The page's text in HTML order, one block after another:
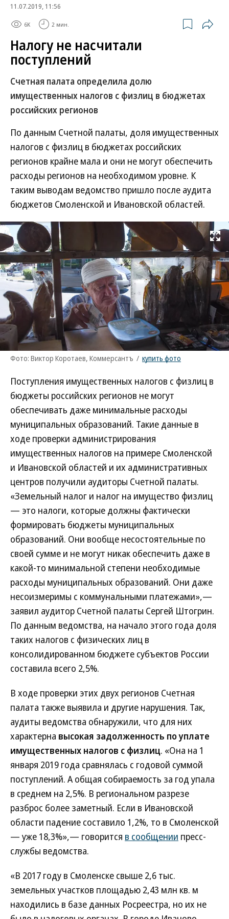
11.07.2019, 11:56
6K 2 мин.
Налогу не насчитали
поступлений
Счетная палата определила долю
имущественных налогов с физлиц в бюджетах
российских регионов
По данным Счетной палаты, доля имущественных
налогов с физлиц в бюджетах российских
регионов крайне мала и они не могут обеспечить
расходы регионов на необходимом уровне. К
таким выводам ведомство пришло после аудита
бюджетов Смоленской и Ивановской областей.
Развернуть
Фото: Виктор Коротаев, Коммерсантъ / купить фото
Поступления имущественных налогов с физлиц в
бюджеты российских регионов не могут
обеспечивать даже минимальные расходы
муниципальных образований. Такие данные в
ходе проверки администрирования
имущественных налогов на примере Смоленской
и Ивановской областей и их административных
центров получили аудиторы Счетной палаты.
«Земельный налог и налог на имущество физлиц
— это налоги, которые должны фактически
формировать бюджеты муниципальных
образований. Они вообще несостоятельные по
своей сумме и не могут никак обеспечить даже в
какой-то минимальной степени необходимые
расходы муниципальных образований. Они даже
несоизмеримы с коммунальными платежами»,—
заявил аудитор Счетной палаты Сергей Штогрин.
По данным ведомства, на начало этого года доля
таких налогов с физических лиц в
консолидированном бюджете субъектов России
составила всего 2,5%.
В ходе проверки этих двух регионов Счетная
палата также выявила и другие нарушения. Так,
аудиты ведомства обнаружили, что для них
характерна высокая задолженность по уплате
имущественных налогов с физлиц. «Она на 1
января 2019 года сравнялась с годовой суммой
поступлений. А общая собираемость за год упала
в среднем на 2,5%. В региональном разрезе
разброс более заметный. Если в Ивановской
области падение составило 1,2%, то в Смоленской
— уже 18,3%»,— говорится в сообщении пресс-
службы ведомства.
«В 2017 году в Смоленске свыше 2,6 тыс.
земельных участков площадью 2,43 млн кв. м
находились в базе данных Росреестра, но их не